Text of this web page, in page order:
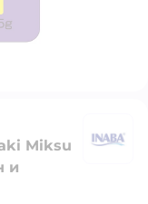
Miksu
и